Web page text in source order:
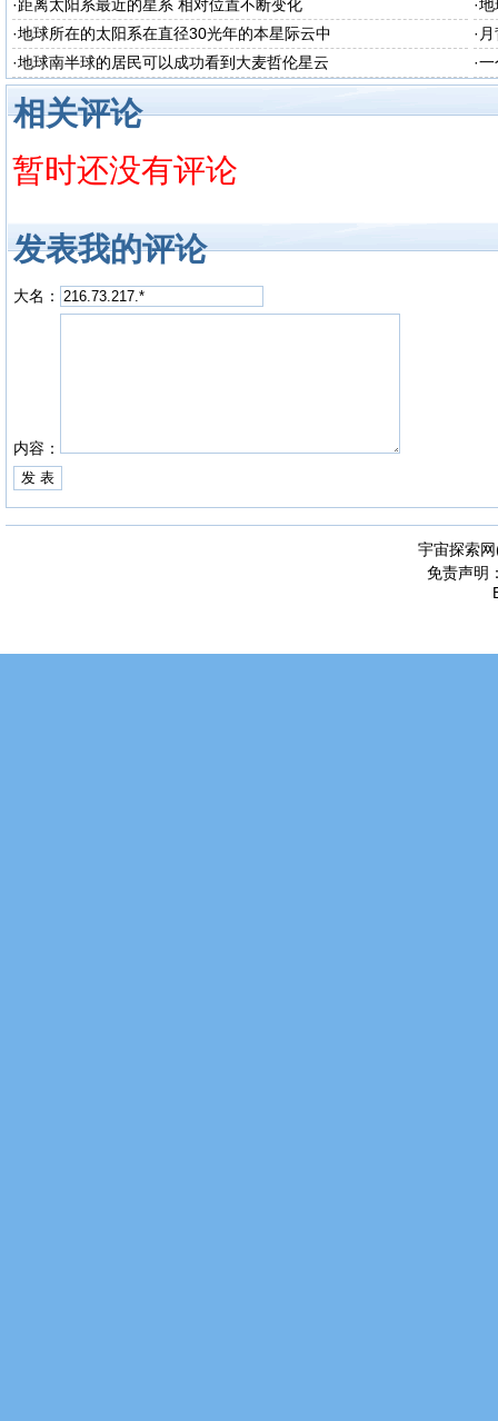
·距离太阳系最近的星系 相对位置不断变化 ·地
·地球所在的太阳系在直径30光年的本星际云中 ·
·地球南半球的居民可以成功看到大麦哲伦星云 ·一
相关评论
暂时还没有评论
发表我的评论
大名：
内容：
宇宙探索
免责声明